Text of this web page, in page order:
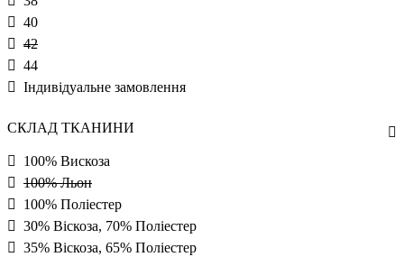
40
42
44
Індивідуальне замовлення
СКЛАД ТКАНИНИ
100% Вискоза
100% Льон
100% Поліестер
30% Віскоза, 70% Поліестер
35% Віскоза, 65% Поліестер